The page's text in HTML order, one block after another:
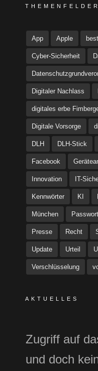
THEMENFELDER
App Apple
Cyber-Sicherheit
Digitaler Nachlass
digitales erbe
Digitale Vorsorge
DLH DLH-Stick
Facebook
Innovation IT-
Kennwörter KI
München Passwort
Presse Recht
Update Urteil
Verschlüsselung
AKTUELLES
Zugriff auf
und doch